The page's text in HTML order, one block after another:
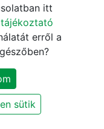
itt
erről a
sütik